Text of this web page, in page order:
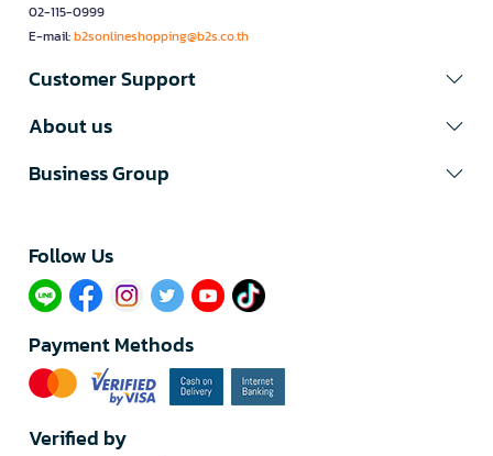
02-115-0999
E-mail:b2sonlineshopping@b2s.co.th
Customer Support
About us
Business Group
Follow Us​
Payment Methods
Verified by